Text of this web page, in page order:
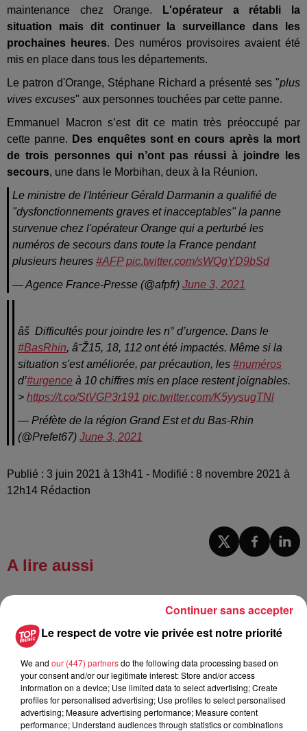
maintenance chez Orange.
L'opérateur a rétabli la
situation mais dit continuer la surveillance dans les
prochaines heures. Des numéros provisoires avaient été
mis en place dans tous les départements.
Le patron d'Orange, Stéphane Richard a présenté ses "plus
vives excuses" aux personnes touchées par cette panne.
Emmanuel Macron s’est dit ce matin très préoccupé par
cette panne. Des enquêtes sont en cours après la mort
de trois personnes qui n’ont pas réussi à joindre les
secours, une dans le Morbihan, deux à la Réunion.
Le ministre de l'Intérieur Gérald Darmanin a qualifié de
"dysfonctionnements graves et inacceptables" la panne
survenue chez l'opérateur Orange qui a perturbé les
numéros de secours dans toute la France pendant
plusieurs heures #AFP pic.twitter.com/sWQgYD9bSd
— Agence France-Presse (@afpfr) June 3, 2021
âš Difficultés pour joindre les n° d’urgence. Dans le
#BasRhin, â˜Ž15, 18, 112 ont été impactés. Même si la
situation s'est améliorée, par précaution, les #numéros
d’#urgence à 10 chiffres mis en place restent joignables.
> https://t.co/StVGP3r191 pic.twitter.com/K5yysugTNl
— Préfète de la région Grand Est et du Bas-Rhin
(@Prefet67) June 3, 2021
Publié : 3 juin 2021 à 13h41 - Modifié : 8 novembre 2021 à
12h14 Rédaction
A lire aussi
À Hoerdt, de l’eau brune sort des
robinets
6 août 2026
Tags antisémites à Strasbourg :
Catherine Trautmann réagit
Le respect de votre vie privée est notre priorité
We and our (447) partnersdo the following data processing based on
your consent and/or our legitimate interest: Store and/or access
information on a device; Use limited data to select advertising; Create
profiles for personalised advertising; Use profiles to select personalised
advertising; Measure advertising performance; Measure content
performance; Understand audiences through statistics or combinations
Continuer sans accepter